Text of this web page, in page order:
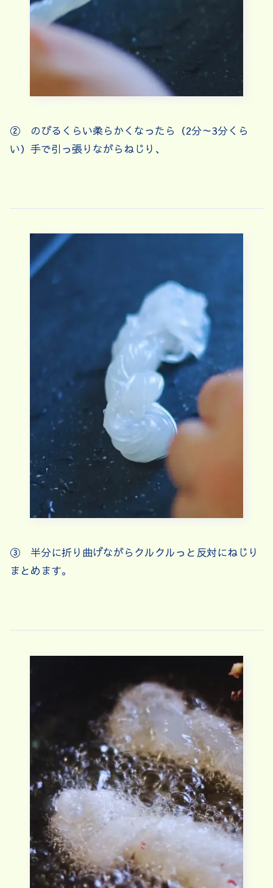
② のびるくらい柔らかくなったら（2分～3分くら
い）手で引っ張りながらねじり、
③ 半分に折り曲げながらクルクルっと反対にねじり
まとめます。